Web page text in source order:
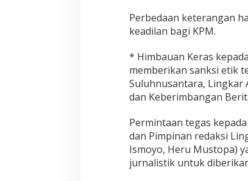
Perbedaan keterangan
keadilan bagi KPM.
* Himbauan Keras
memberikan sanksi etik
Suluhnusantara, Lingkar
dan Keberimbangan
Permintaan tegas
dan Pimpinan redaksi
Ismoyo, Heru Mustopa)
jurnalistik untuk